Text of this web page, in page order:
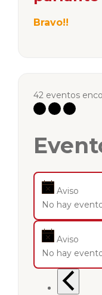
Bravo!!
42 eventos
Aviso
No hay
Aviso
No hay